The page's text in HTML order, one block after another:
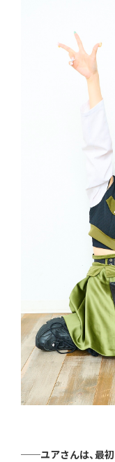
──ユアさんは、最初